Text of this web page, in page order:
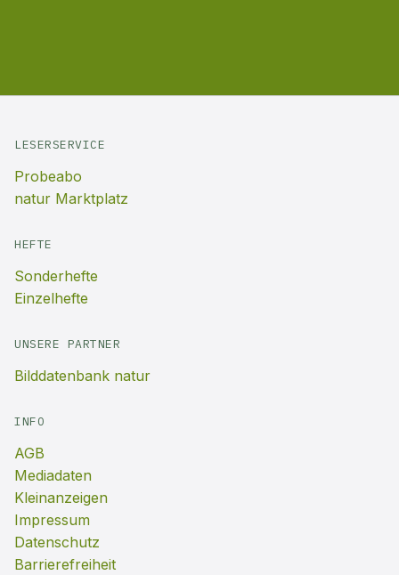
LESERSERVICE
Probeabo
natur Marktplatz
HEFTE
Sonderhefte
Einzelhefte
UNSERE PARTNER
Bilddatenbank natur
INFO
AGB
Mediadaten
Kleinanzeigen
Impressum
Datenschutz
Barrierefreiheit